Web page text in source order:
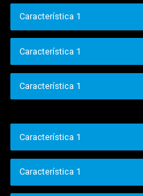
Característica 1
Característica 1
Característica 1
Característica 1
Característica 1